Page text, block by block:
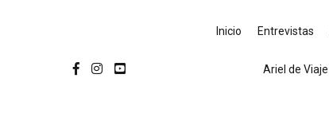
Inicio Entrevistas
Ariel de Viaje